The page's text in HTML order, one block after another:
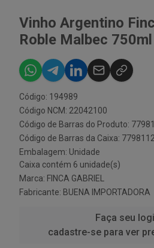
Vinho Argentino
Roble Malbec 750ml
Código: 194989
Código NCM: 22042100
Código de Barras do Produto:
Código de Barras da Caixa:
Embalagem: Unidade
Caixa contém 6 unidade(s)
Marca: FINCA GABRIEL
Fabricante: BUENA IMPORTADORA
Faça seu
cadastre-se para ver